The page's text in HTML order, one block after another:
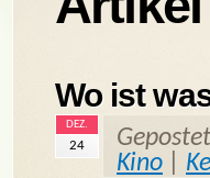
Wo ist
DEZ.
24
Kino